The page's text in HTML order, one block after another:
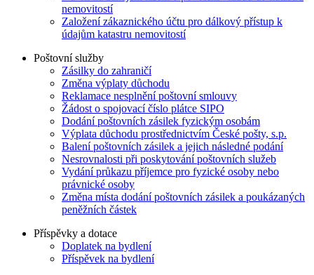
nemovitostí
Založení zákaznického účtu pro dálkový přístup k
údajům katastru nemovitostí
Poštovní služby
Zásilky do zahraničí
Změna výplaty důchodu
Reklamace nesplnění poštovní smlouvy
Žádost o spojovací číslo plátce SIPO
Dodání poštovních zásilek fyzickým osobám
Výplata důchodu prostřednictvím České pošty, s.p.
Balení poštovních zásilek a jejich následné podání
Nesrovnalosti při poskytování poštovních služeb
Vydání průkazu příjemce pro fyzické osoby nebo
právnické osoby
Změna místa dodání poštovních zásilek a poukázaných
peněžních částek
Příspěvky a dotace
Doplatek na bydlení
Příspěvek na bydlení